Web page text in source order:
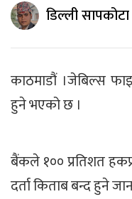
डिल्ली सापकोटा
काठमाडौं ।जेबिल्स
हुने भएको छ ।
बैंकले १०० प्रतिशत
दर्ता किताब बन्द हुने